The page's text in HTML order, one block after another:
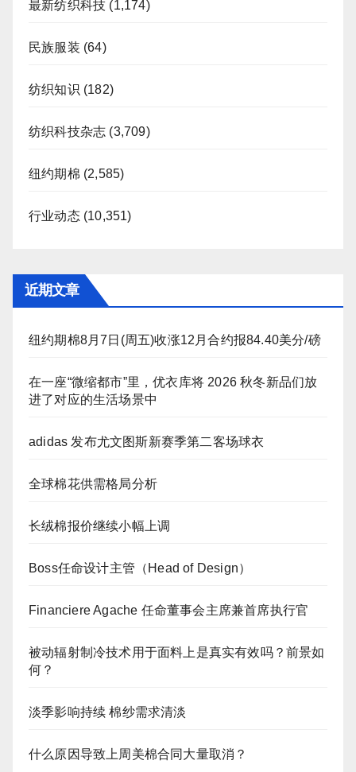
最新纺织科技 (1,174)
民族服装 (64)
纺织知识 (182)
纺织科技杂志 (3,709)
纽约期棉 (2,585)
行业动态(10,351)
近期文章
纽约期棉8月7日(周五)收涨12月合约报84.40美分/磅
在一座“微缩都市”里，优衣库将 2026 秋冬新品们放
进了对应的生活场景中
adidas 发布尤文图斯新赛季第二客场球衣
全球棉花供需格局分析
长绒棉报价继续小幅上调
Boss任命设计主管（Head of Design）
Financiere Agache 任命董事会主席兼首席执行官
被动辐射制冷技术用于面料上是真实有效吗？前景如
何？
淡季影响持续 棉纱需求清淡
什么原因导致上周美棉合同大量取消？